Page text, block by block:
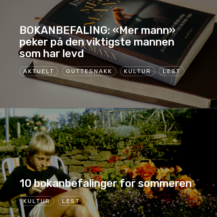
AKTUELT GUTTESNAKK KULTUR LEST
BOKANBEFALING: «Mer mann»
peker på den viktigste mannen
som har levd
KULTUR LEST
10 bokanbefalinger for sommeren